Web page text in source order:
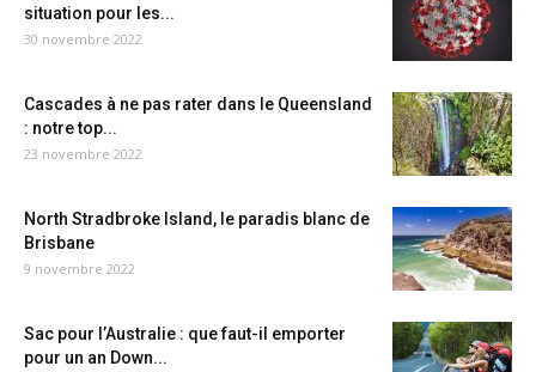
situation pour les...
30 novembre 2022
Cascades à ne pas rater dans le Queensland
: notre top...
23 novembre 2022
North Stradbroke Island, le paradis blanc de
Brisbane
9 novembre 2022
Sac pour l’Australie : que faut-il emporter
pour un an Down...